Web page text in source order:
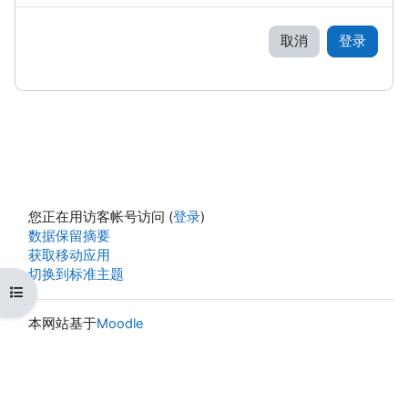
打开课程索引
取消 登录
您正在用访客帐号访问 (登录)
‎数据保留摘要‎
获取移动应用
切换到标准主题
本网站基于Moodle